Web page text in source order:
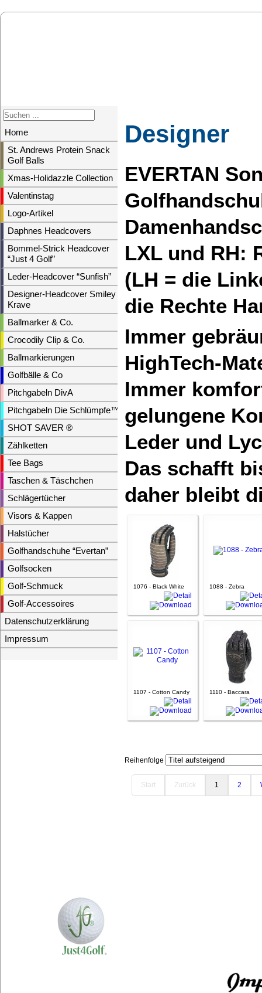
Home
St. Andrews Protein Snack
Golf Balls
Xmas-Holidazzle Collection
Valentinstag
Logo-Artikel
Daphnes Headcovers
Bommel-Strick Headcover
“Just 4 Golf”
Leder-Headcover “Sunfish”
Designer-Headcover Smiley &
Krave
Ballmarker & Co.
Crocodily Clip & Co.
Ballmarkierungen
Golfbälle & Co
Pitchgabeln DivA
Pitchgabeln Die Schlümpfe™
SHOT SAVER ®
Zählketten
Tee Bags
Taschen & Täschchen
Schlägertücher
Visors & Kappen
Halstücher
Golfhandschuhe “Evertan”
Golfsocken
Golf-Schmuck
Golf-Accessoires
Datenschutzerklärung
Impressum
Designer
EVERTAN
LXL und RH:
(LH = die
die Rechte
Immer
HighTech-
Immer
gelungene
Leder und
Das schafft
daher bleibt
1076 - Black White 1088 - Zebra
1107 - Cotton Candy 1110 - Baccara
Reihenfolge
Start Zurück 1 2